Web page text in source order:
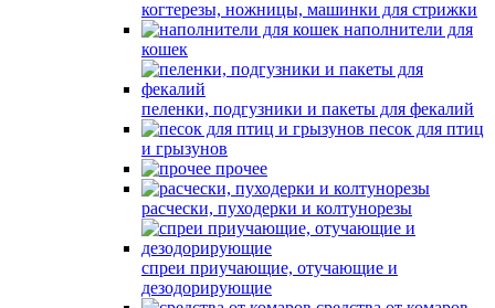
когтерезы, ножницы, машинки для стрижки
наполнители для
кошек
пеленки, подгузники и пакеты для фекалий
песок для птиц
и грызунов
прочее
расчески, пуходерки и колтунорезы
спреи приучающие, отучающие и
дезодорирующие